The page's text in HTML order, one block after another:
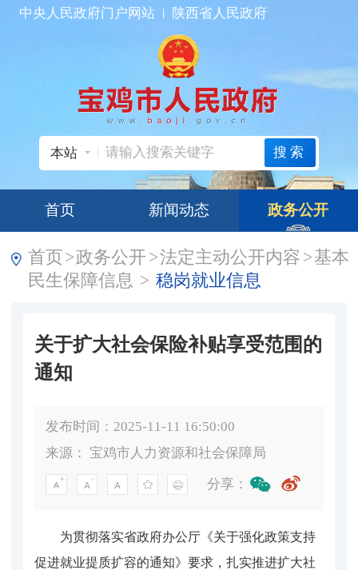
中央人民政府门户网站 陕西省人民政府
本站 搜索
首页 新闻动态 政务公开
首页>政务公开 >法定主动公开内容 >基本
民生保障信息 > 稳岗就业信息
关于扩大社会保险补贴享受范围的
通知
发布时间：2025-11-11 16:50:00
来源： 宝鸡市人力资源和社会保障局
分享：
为贯彻落实省政府办公厅《关于强化政策支持
促进就业提质扩容的通知》要求，扎实推进扩大社